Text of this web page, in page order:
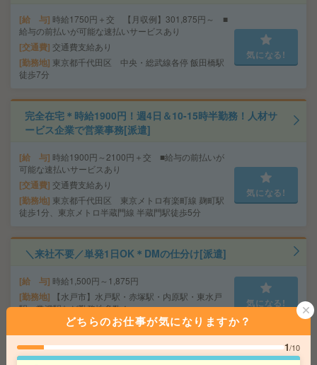
給 与 時給1750円＋交 【月収例】301,875円～ ■
給与の前払いが可能な速払いサービスあり
交通費 交通費支給あり
勤務地 東京都千代田区 中央・総武線各停 飯田橋駅
徒歩7分
気になる!
完全在宅＊時給1900円！週4日＆10-15時半勤務！人材サ
ービス企業で営業事務[派遣]
給 与 時給1900円～2100円＋交 ■給与の前払いが
可能な速払いサービスあり
交通費 交通費支給あり
勤務地 東京都千代田区 東京メトロ有楽町線 麹町駅
徒歩1分、東京メトロ半蔵門線 半蔵門駅徒歩5分
気になる!
＼来社不要／単発1日OK＊DMの仕分け[派遣]
給 与 時給1,500円～1,875円
勤務地
【水戸市】水戸駅・赤塚駅・内原駅・東水戸
駅・常澄駅など勤務地多数！
気になる!
＼来社不要／単発1日OK＊チラシの仕分け[派遣]
どちらのお仕事が気になりますか？
1/10